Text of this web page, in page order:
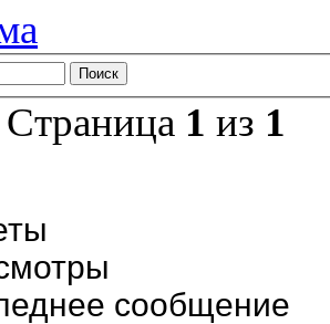
1 из 1
сообщение